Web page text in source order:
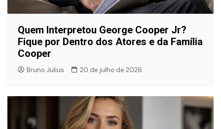
Quem Interpretou George Cooper Jr?
Fique por Dentro dos Atores e da Família
Cooper
Bruno Julius 20 de julho de 2026